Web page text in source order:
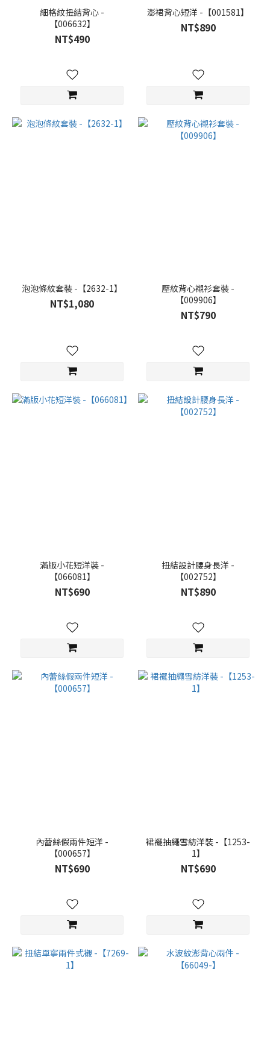
細格紋扭結背心 -
【006632】
NT$490
澎裙背心短洋 -【001581】
NT$890
泡泡條紋套裝 -【2632-1】
NT$1,080
壓紋背心襯衫套裝 -
【009906】
NT$790
滿版小花短洋裝 -
【066081】
NT$690
扭結設計腰身長洋 -
【002752】
NT$890
內蕾絲假兩件短洋 -
【000657】
NT$690
裙襬抽繩雪紡洋裝 -【1253-
1】
NT$690